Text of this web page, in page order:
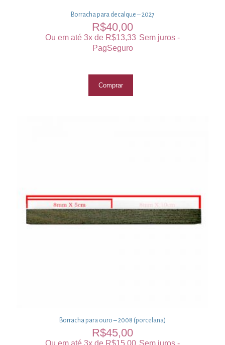
Borracha para decalque – 2027
R$40,00
Ou em até 3x de R$13,33 Sem juros -
PagSeguro
Comprar
Borracha para ouro – 2008 (porcelana)
R$45,00